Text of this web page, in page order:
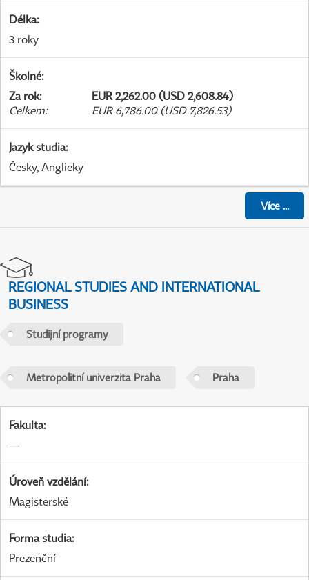
Délka:
3 roky
Školné:
Za rok:
EUR 2,262.00 (USD 2,608.84)
Celkem: EUR 6,786.00 (USD 7,826.53)
Jazyk studia:
Česky, Anglicky
Více...
REGIONAL STUDIES AND INTERNATIONAL
BUSINESS
Studijní programy
Metropolitní univerzita Praha Praha
Fakulta:
—
Úroveň vzdělání:
Magisterské
Forma studia:
Prezenční